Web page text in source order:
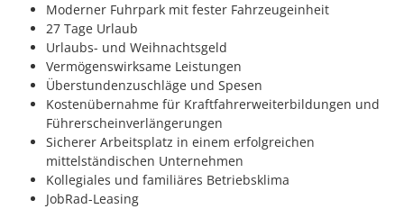
Moderner Fuhrpark mit fester Fahrzeugeinheit
27 Tage Urlaub
Urlaubs- und Weihnachtsgeld
Vermögenswirksame Leistungen
Überstundenzuschläge und Spesen
Kostenübernahme für Kraftfahrerweiterbildungen und
Führerscheinverlängerungen
Sicherer Arbeitsplatz in einem erfolgreichen
mittelständischen Unternehmen
Kollegiales und familiäres Betriebsklima
JobRad-Leasing